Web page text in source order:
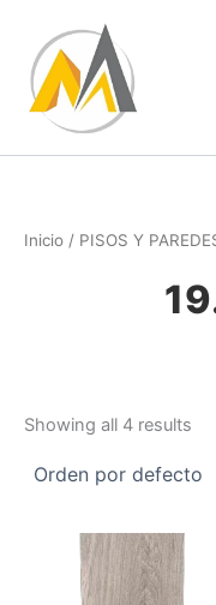
contenido
Inicio / PISOS Y
Showing all 4 results